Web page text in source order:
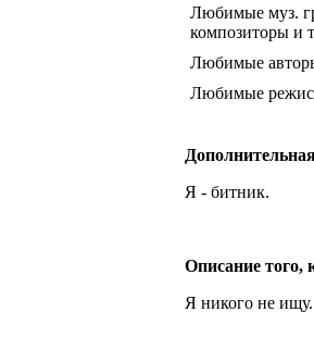
Любимые муз.
композиторы и
Любимые
Любимые
Я - битник.
Описание того,
Я никого не ищу.